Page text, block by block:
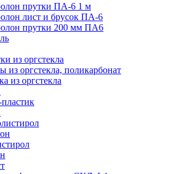
прутки ПА-6 1 м
лист и брусок ПА-6
прутки 200 мм ПА6
из оргстекла
из оргстекла, поликарбонат
из оргстекла